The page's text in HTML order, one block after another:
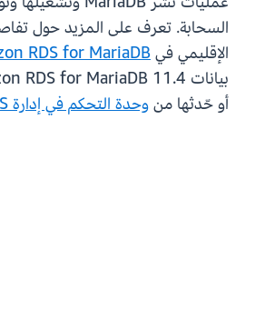
السحابة. تعرف على المزيد حول
الإقليمي فيRDS for MariaDB
أو حّدثها منوحدة التحكم في إدارة Amazon RDS